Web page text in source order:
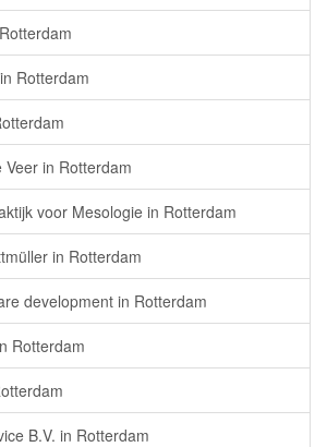
Rotterdam
in Rotterdam
voor Mesologie in Rotterdam
in Rotterdam
development in Rotterdam
Rotterdam
B.V. in Rotterdam